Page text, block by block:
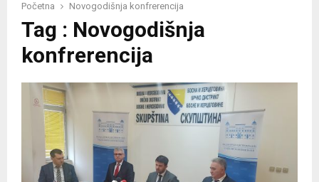
Početna Novogodišnja konfrerencija
Tag : Novogodišnja
konfrerencija